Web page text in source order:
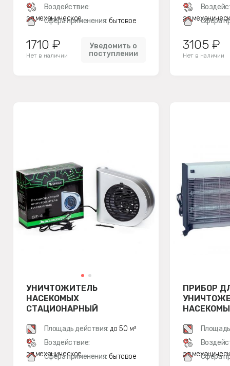
Воздействие:
эл.механическое
Сфера применения: бытовое
1710 ₽
Нет в наличии
Уведомить о
поступлении
Сфера
3105 ₽
Нет в наличии
УНИЧТОЖИТЕЛЬ
НАСЕКОМЫХ
СТАЦИОНАРНЫЙ
Площадь действия: до 50 м²
Воздействие:
эл.механическое
Сфера применения: бытовое
ПРИБОР
Сфера